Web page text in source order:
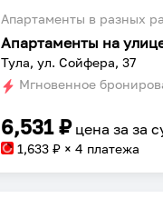
Апартаменты в разных
Апартаменты на
Тула, ул. Сойфера, 37
Мгновенное
6,531₽ цена заза
1,633 ₽ × 4 платежа